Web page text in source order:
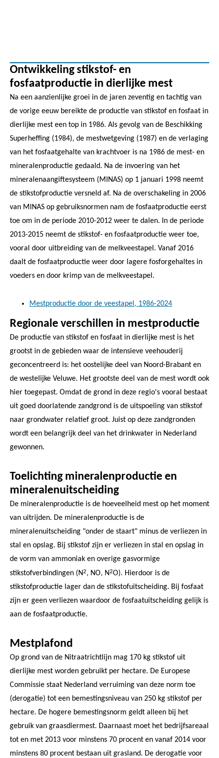
Ontwikkeling stikstof- en
fosfaatproductie in dierlijke mest
Na een aanzienlijke groei in de jaren zeventig en tachtig van
de vorige eeuw bereikte de productie van stikstof en fosfaat in
dierlijke mest een top in 1986. Als gevolg van de Beschikking
Superheffing (1984), de mestwetgeving (1987) en de verlaging
van het fosfaatgehalte van krachtvoer is na 1986 de mest- en
mineralenproductie gedaald. Na de invoering van het
mineralenaangiftesysteem (MINAS) op 1 januari 1998 neemt
de stikstofproductie versneld af. Na de overschakeling in 2006
van MINAS op gebruiksnormen nam de fosfaatproductie eerst
toe om in de periode 2010-2012 weer te dalen. In de periode
2013-2015 neemt de stikstof- en fosfaatproductie weer toe,
vooral door uitbreiding van de melkveestapel. Vanaf 2016
daalt de fosfaatproductie weer door lagere fosforgehaltes in
voeders en door krimp van de melkveestapel.
Mestproductie door de veestapel, 1986-2024
Regionale verschillen in mestproductie
De productie van stikstof en fosfaat in dierlijke mest is het
grootst in de gebieden waar de intensieve veehouderij
geconcentreerd is: het oostelijke deel van Noord-Brabant en
de westelijke Veluwe. Het grootste deel van de mest wordt ook
hier toegepast. Omdat de grond in deze regio's vooral bestaat
uit goed doorlatende zandgrond is de uitspoeling van stikstof
naar grondwater relatief groot. Juist op deze zandgronden
wordt een belangrijk deel van het drinkwater in Nederland
gewonnen.
Toelichting mineralenproductie en
mineralenuitscheiding
De mineralenproductie is de hoeveelheid mest op het moment
van uitrijden. De mineralenproductie is de
mineralenuitscheiding "onder de staart" minus de verliezen in
stal en opslag. Bij stikstof zijn er verliezen in stal en opslag in
de vorm van ammoniak en overige gasvormige
stikstofverbindingen (N2, NO, N2O). Hierdoor is de
stikstofproductie lager dan de stikstofuitscheiding. Bij fosfaat
zijn er geen verliezen waardoor de fosfaatuitscheiding gelijk is
aan de fosfaatproductie.
Mestplafond
Op grond van de Nitraatrichtlijn mag 170 kg stikstof uit
dierlijke mest worden gebruikt per hectare. De Europese
Commissie staat Nederland verruiming van deze norm toe
(derogatie) tot een bemestingsniveau van 250 kg stikstof per
hectare. De hogere bemestingsnorm geldt alleen bij het
gebruik van graasdiermest. Daarnaast moet het bedrijfsareaal
tot en met 2013 voor minstens 70 procent en vanaf 2014 voor
minstens 80 procent bestaan uit grasland. De derogatie voor